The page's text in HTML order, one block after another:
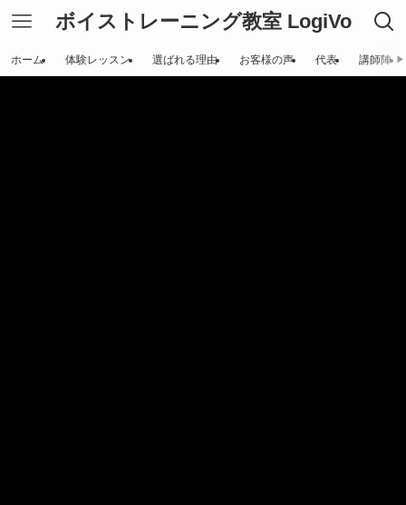
ボイストレーニング教室 LogiVo
ホーム 体験レッスン 選ばれる理由 お客様の声 代表 講師陣